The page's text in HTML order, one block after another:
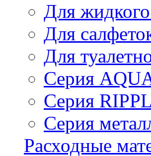
Для
Для
Для
Серия
Серия
Серия
Расходные